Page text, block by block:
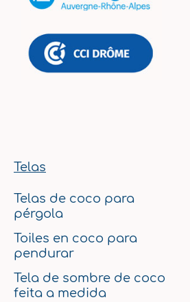
Telas
Telas de coco para
pérgola
Toiles en coco para
pendurar
Tela de sombre de coco
feita a medida